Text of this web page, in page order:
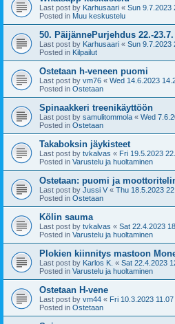
Last post by Karhusaari « Sun 9.7.2023
Posted in Muu keskustelu
50. PäijännePurjehdus 22.-23.7.
Last post by Karhusaari « Sun 9.7.2023
Posted in Kilpailut
Ostetaan h-veneen puomi
Last post by vm76 « Wed 14.6.2023
Posted in Ostetaan
Spinaakkeri treenikäyttöön
Last post by samulitommola « Wed
Posted in Ostetaan
Takaboksin jäykisteet
Last post by tvkalvas « Fri 19.5.2023
Posted in Varustelu ja huoltaminen
Ostetaan: puomi ja
Last post by Jussi V « Thu 18.5.2023
Posted in Ostetaan
Kölin sauma
Last post by tvkalvas « Sat 22.4.2023
Posted in Varustelu ja huoltaminen
Plokien kiinnitys mastoon
Last post by Karlos K. « Sat 22.4.2023
Posted in Varustelu ja huoltaminen
Ostetaan H-vene
Last post by vm44 « Fri 10.3.2023 11.07
Posted in Ostetaan